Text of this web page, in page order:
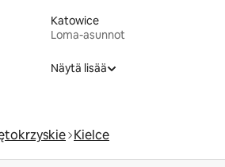
Katowice
Loma-asunnot
Näytä lisää
Kielce